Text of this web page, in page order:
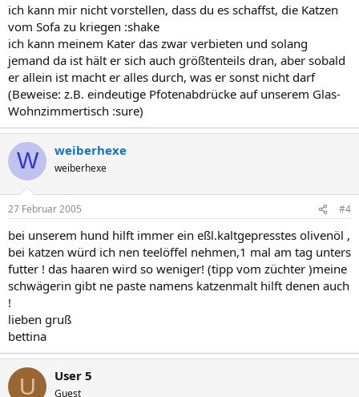
ich kann mir nicht vorstellen, dass du es schaffst, die Katzen
vom Sofa zu kriegen :shake
ich kann meinem Kater das zwar verbieten und solang
jemand da ist hält er sich auch größtenteils dran, aber sobald
er allein ist macht er alles durch, was er sonst nicht darf
(Beweise: z.B. eindeutige Pfotenabdrücke auf unserem Glas-
Wohnzimmertisch :sure)
W weiberhexe
weiberhexe
27 Februar 2005 #4
bei unserem hund hilft immer ein eßl.kaltgepresstes olivenöl ,
bei katzen würd ich nen teelöffel nehmen,1 mal am tag unters
futter ! das haaren wird so weniger! (tipp vom züchter )meine
schwägerin gibt ne paste namens katzenmalt hilft denen auch
!
lieben gruß
bettina
U User 5
Guest